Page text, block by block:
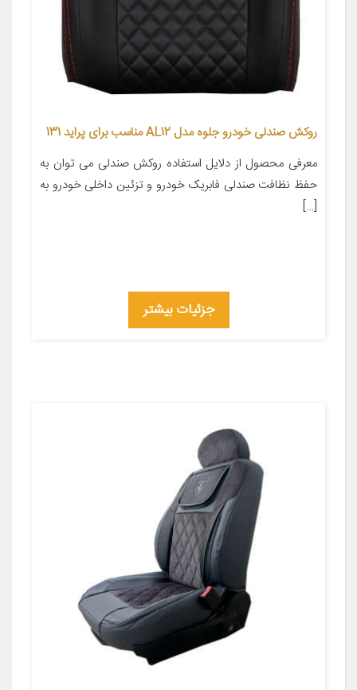
روکش صندلی خودرو جلوه مدل AL12 مناسب برای پراید 131
معرفی محصول از دلایل استفاده روکش صندلی می توان به
حفظ نظافت صندلی فابریک خودرو و تزئین داخلی خودرو به
[…]
جزئیات بیشتر